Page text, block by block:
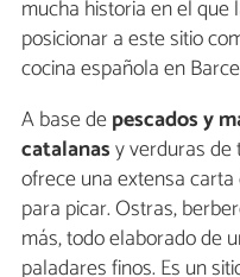
mucha historia en el
posicionar a este sitio
cocina española en
A base depescados y
catalanasy verduras de
ofrece una extensa
para picar. Ostras,
más, todo elaborado de
paladares finos. Es un